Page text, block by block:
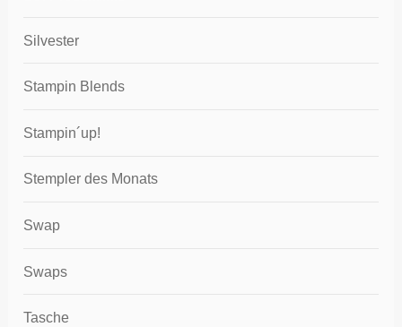
Silvester
Stampin Blends
Stampin´up!
Stempler des Monats
Swap
Swaps
Tasche